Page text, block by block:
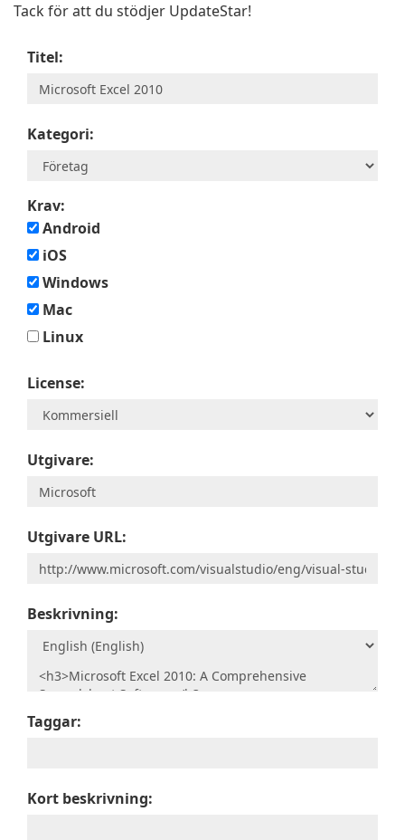
Tack för att du stödjer UpdateStar!
Titel:
Kategori:
Krav:
Android
iOS
Windows
Mac
Linux
License:
Utgivare:
Utgivare URL:
Beskrivning:
Taggar:
Kort beskrivning: